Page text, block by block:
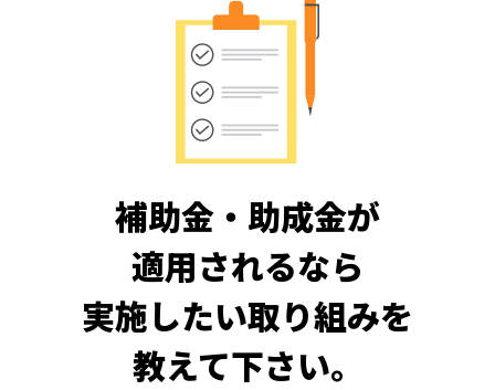
補助金・助成金が
適用されるなら
実施したい取り組みを
教えて下さい。